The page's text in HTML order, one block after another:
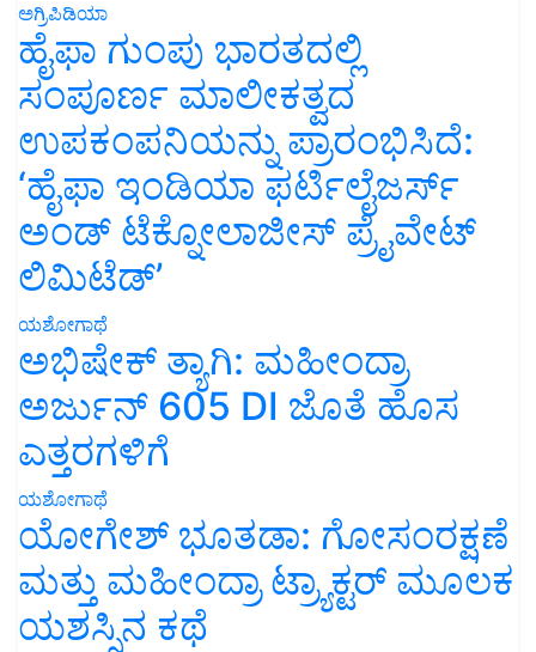
ಅಗ್ರಿಪಿಡಿಯಾ
ಹೈಫಾ ಗುಂಪು ಭಾರತದಲ್ಲಿ
ಸಂಪೂರ್ಣ ಮಾಲೀಕತ್ವದ
ಉಪಕಂಪನಿಯನ್ನು ಪ್ರಾರಂಭಿಸಿದೆ:
‘ಹೈಫಾ ಇಂಡಿಯಾ ಫರ್ಟಿಲೈಜರ್ಸ್
ಅಂಡ್ ಟೆಕ್ನೋಲಾಜೀಸ್ ಪ್ರೈವೇಟ್
ಲಿಮಿಟೆಡ್’
ಯಶೋಗಾಥೆ
ಅಭಿಷೇಕ್ ತ್ಯಾಗಿ: ಮಹೀಂದ್ರಾ
ಅರ್ಜುನ್ 605 DI ಜೊತೆ ಹೊಸ
ಎತ್ತರಗಳಿಗೆ
ಯಶೋಗಾಥೆ
ಯೋಗೇಶ್ ಭೂತಡಾ: ಗೋಸಂರಕ್ಷಣೆ
ಮತ್ತು ಮಹೀಂದ್ರಾ ಟ್ರ್ಯಾಕ್ಟರ್ ಮೂಲಕ
ಯಶಸ್ಸಿನ ಕಥೆ